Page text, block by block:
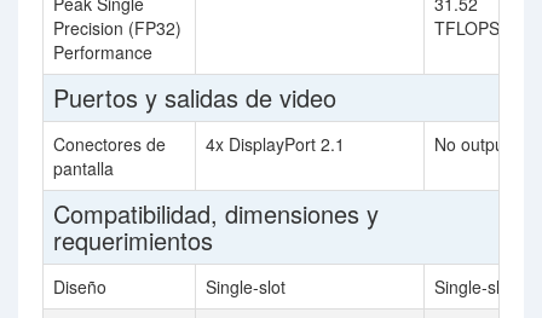
Precision (FP32)
Performance
TFLOPS
Puertos y salidas de video
Conectores de
pantalla
4x DisplayPort 2.1 No outputs
Compatibilidad, dimensiones y
requerimientos
Diseño Single-slot
Single-slot